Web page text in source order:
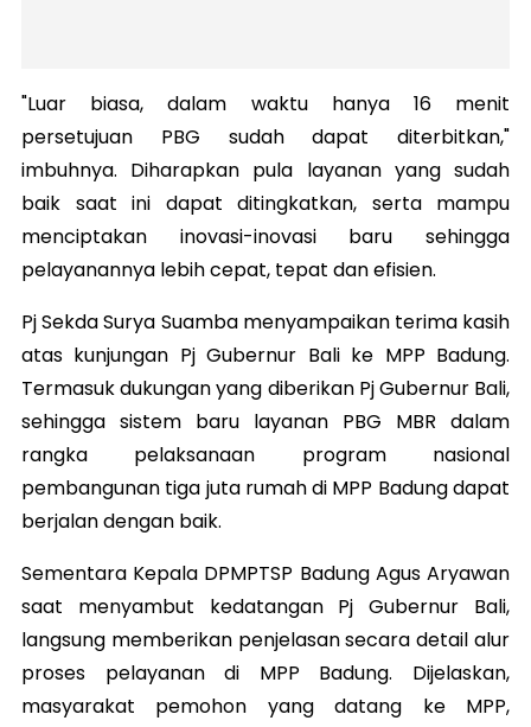
"Luar biasa, dalam waktu hanya 16 menit
persetujuan PBG sudah dapat diterbitkan,"
imbuhnya. Diharapkan pula layanan yang sudah
baik saat ini dapat ditingkatkan, serta mampu
menciptakan inovasi-inovasi baru sehingga
pelayanannya lebih cepat, tepat dan efisien.
Pj Sekda Surya Suamba menyampaikan terima kasih
atas kunjungan Pj Gubernur Bali ke MPP Badung.
Termasuk dukungan yang diberikan Pj Gubernur Bali,
sehingga sistem baru layanan PBG MBR dalam
rangka pelaksanaan program nasional
pembangunan tiga juta rumah di MPP Badung dapat
berjalan dengan baik.
Sementara Kepala DPMPTSP Badung Agus Aryawan
saat menyambut kedatangan Pj Gubernur Bali,
langsung memberikan penjelasan secara detail alur
proses pelayanan di MPP Badung. Dijelaskan,
masyarakat pemohon yang datang ke MPP,